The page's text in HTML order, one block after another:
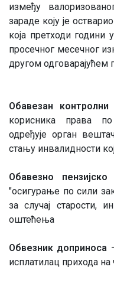
између
зараде коју је
која претходи години
просечног месечног
другом одговарајућем
Обавезан контролни
корисника права
одређује орган
стању инвалидности
Обавезно
"осигурање по сили
за случај старости,
оштећења
Обвезник доприноса
исплатилац прихода на